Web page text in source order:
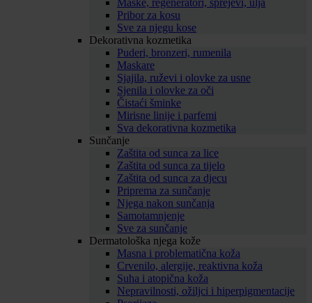
Maske, regeneratori, sprejevi, ulja
Pribor za kosu
Sve za njegu kose
Dekorativna kozmetika
Puderi, bronzeri, rumenila
Maskare
Sjajila, ruževi i olovke za usne
Sjenila i olovke za oči
Čistaći šminke
Mirisne linije i parfemi
Sva dekorativna kozmetika
Sunčanje
Zaštita od sunca za lice
Zaštita od sunca za tijelo
Zaštita od sunca za djecu
Priprema za sunčanje
Njega nakon sunčanja
Samotamnjenje
Sve za sunčanje
Dermatološka njega kože
Masna i problematična koža
Crvenilo, alergije, reaktivna koža
Suha i atopična koža
Nepravilnosti, ožiljci i hiperpigmentacije